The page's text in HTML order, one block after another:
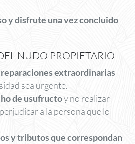
y disfrute una vez concluido
NUDO PROPIETARIO
extraordinarias
sea urgente.
de usufructoy no realizar
a la persona que lo
y tributos que correspondan